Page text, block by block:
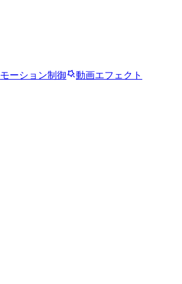
モーション制御 動画エフェクト